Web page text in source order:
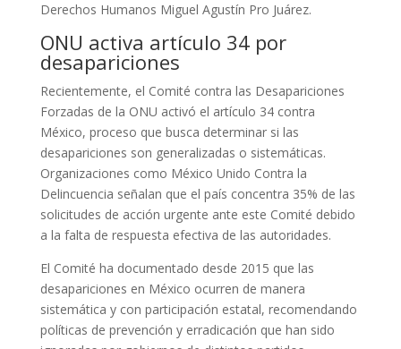
Derechos Humanos Miguel Agustín Pro Juárez.
ONU activa artículo 34 por
desapariciones
Recientemente, el Comité contra las Desapariciones
Forzadas de la ONU activó el artículo 34 contra
México, proceso que busca determinar si las
desapariciones son generalizadas o sistemáticas.
Organizaciones como México Unido Contra la
Delincuencia señalan que el país concentra 35% de las
solicitudes de acción urgente ante este Comité debido
a la falta de respuesta efectiva de las autoridades.
El Comité ha documentado desde 2015 que las
desapariciones en México ocurren de manera
sistemática y con participación estatal, recomendando
políticas de prevención y erradicación que han sido